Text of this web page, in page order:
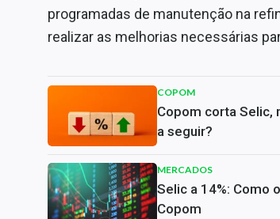
programadas de manutenção na
realizar as melhorias necessárias
COPOM
Copom corta Selic,
a seguir?
MERCADOS
Selic a 14%: Como
Copom